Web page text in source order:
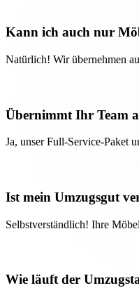
Kann ich auch nur
Natürlich! Wir übernehmen
Übernimmt Ihr Team
Ja, unser Full-Service-Paket
Ist mein Umzugsgut
Selbstverständlich! Ihre
Wie läuft der